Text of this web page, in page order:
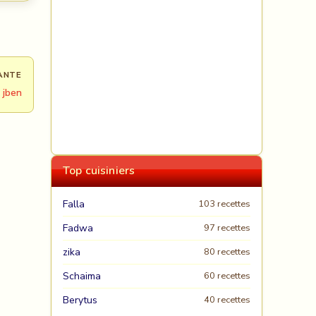
jben
Top cuisiniers
Falla 103 recettes
Fadwa 97 recettes
zika 80 recettes
Schaima 60 recettes
Berytus
40 recettes